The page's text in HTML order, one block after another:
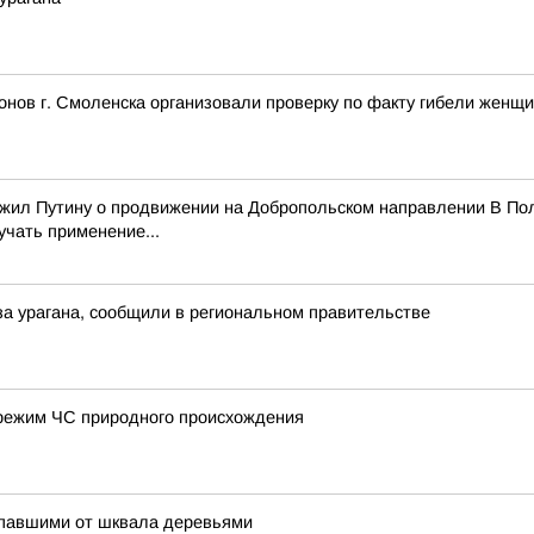
г. Смоленска организовали проверку по факту гибели
Путину о продвижении на Добропольском направлении В
применение...
сообщили в региональном правительстве
ЧС природного происхождения
от шквала деревьями